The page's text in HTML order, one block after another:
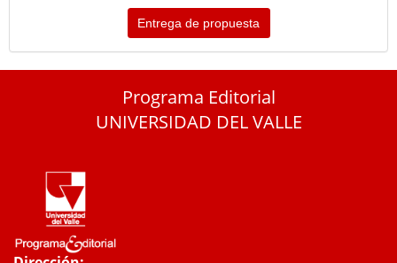
Entrega de propuesta
Programa Editorial
UNIVERSIDAD DEL VALLE